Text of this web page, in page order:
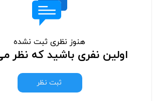
هنوز نظری ثبت نشده
اولین نفری باشید که نظر
ثبت نظر